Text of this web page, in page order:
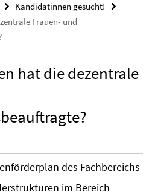
Kandidatinnen gesucht!
Frauen- und
hat die dezentrale
des Fachbereichs
im Bereich